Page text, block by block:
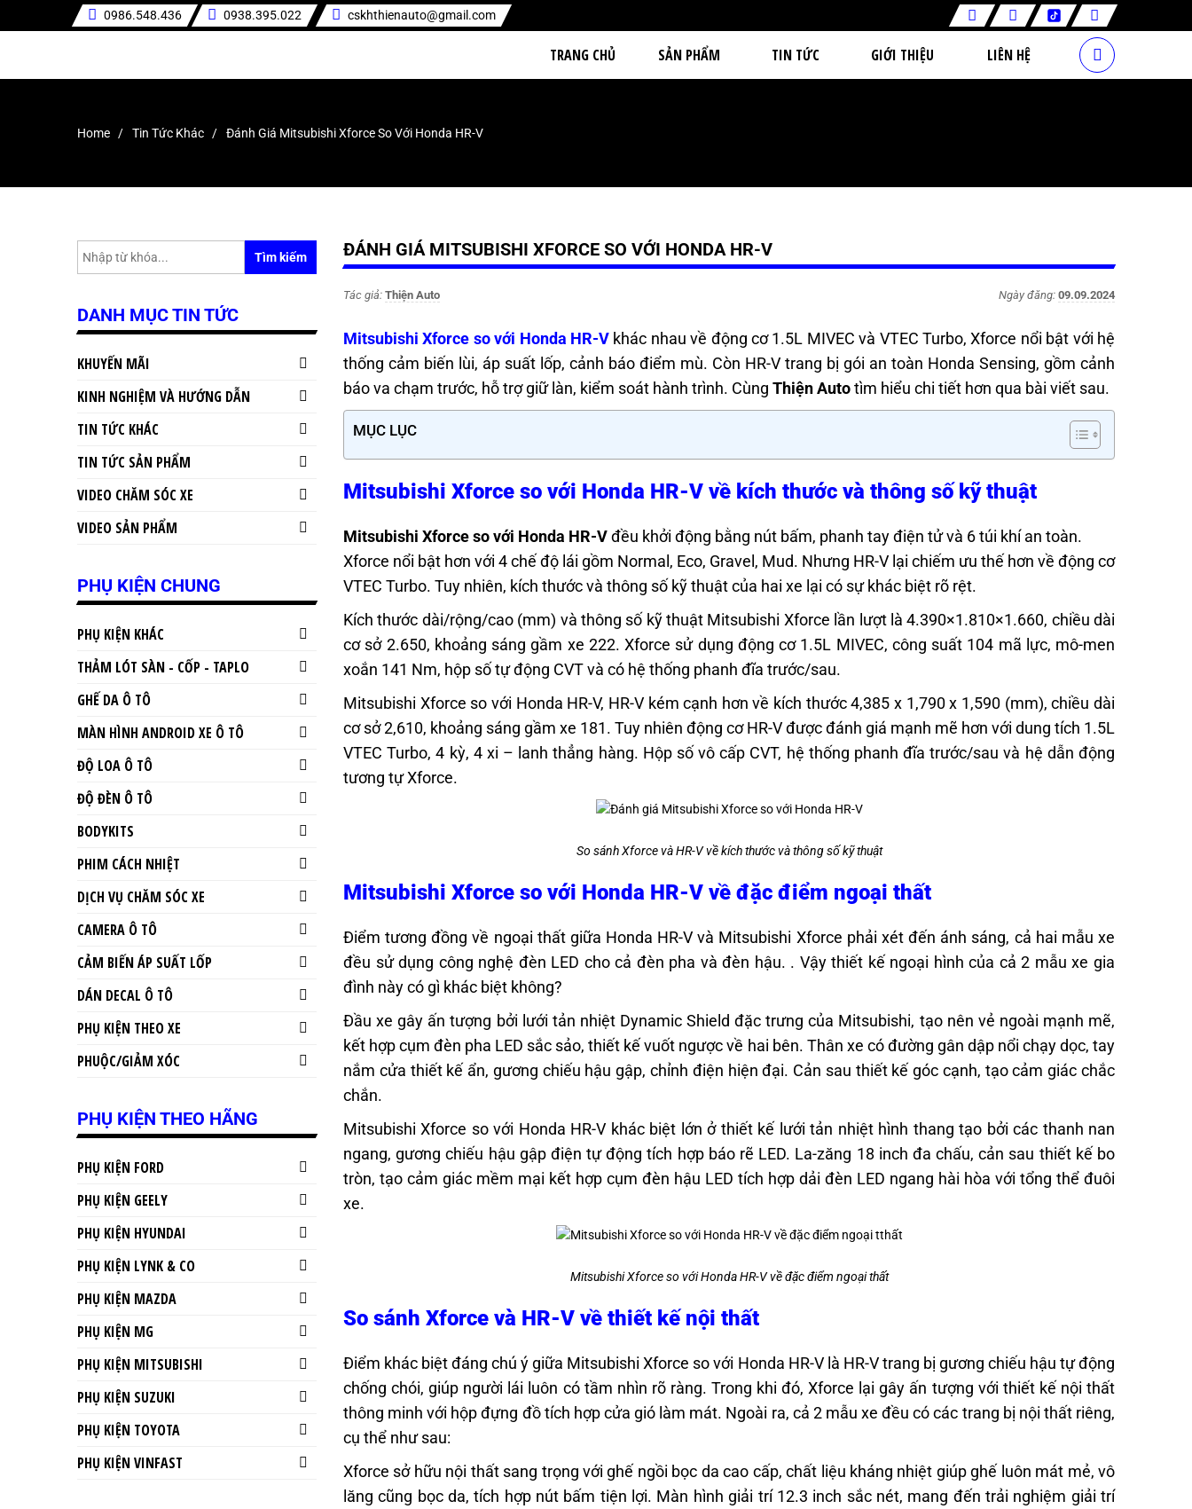
0986.548.436 0938.395.022 cskhthienauto@gmail.com
TRANG CHỦ SẢN PHẨM TIN TỨC GIỚI THIỆU LIÊN HỆ
Home Tin Tức Khác Đánh Giá Mitsubishi Xforce So Với Honda HR-V
ĐÁNH GIÁ MITSUBISHI XFORCE SO VỚI HONDA HR-V
Tác giả: Thiện Auto Ngày đăng: 09.09.2024
Mitsubishi Xforce so với Honda HR-V khác nhau về động cơ 1.5L MIVEC và VTEC Turbo, Xforce nổi bật với hệ
thống cảm biến lùi, áp suất lốp, cảnh báo điểm mù. Còn HR-V trang bị gói an toàn Honda Sensing, gồm cảnh
báo va chạm trước, hỗ trợ giữ làn, kiểm soát hành trình. Cùng Thiện Autotìm hiểu chi tiết hơn qua bài viết sau.
MỤC LỤC
Mitsubishi Xforce so với Honda HR-V về kích thước và thông số kỹ thuật
Mitsubishi Xforce so với Honda HR-Vđều khởi động bằng nút bấm, phanh tay điện tử và 6 túi khí an toàn.
Xforce nổi bật hơn với 4 chế độ lái gồm Normal, Eco, Gravel, Mud. Nhưng HR-V lại chiếm ưu thế hơn về động cơ
VTEC Turbo. Tuy nhiên, kích thước và thông số kỹ thuật của hai xe lại có sự khác biệt rõ rệt.
Kích thước dài/rộng/cao (mm) và thông số kỹ thuật Mitsubishi Xforce lần lượt là 4.390×1.810×1.660, chiều dài
cơ sở 2.650, khoảng sáng gầm xe 222. Xforce sử dụng động cơ 1.5L MIVEC, công suất 104 mã lực, mô-men
xoắn 141 Nm, hộp số tự động CVT và có hệ thống phanh đĩa trước/sau.
Mitsubishi Xforce so với Honda HR-V, HR-V kém cạnh hơn về kích thước 4,385 x 1,790 x 1,590 (mm), chiều dài
cơ sở 2,610, khoảng sáng gầm xe 181. Tuy nhiên động cơ HR-V được đánh giá mạnh mẽ hơn với dung tích 1.5L
VTEC Turbo, 4 kỳ, 4 xi – lanh thẳng hàng. Hộp số vô cấp CVT, hệ thống phanh đĩa trước/sau và hệ dẫn động
tương tự Xforce.
So sánh Xforce và HR-V về kích thước và thông số kỹ thuật
Mitsubishi Xforce so với Honda HR-V về đặc điểm ngoại thất
Điểm tương đồng về ngoại thất giữa Honda HR-V và Mitsubishi Xforce phải xét đến ánh sáng, cả hai mẫu xe
đều sử dụng công nghệ đèn LED cho cả đèn pha và đèn hậu. . Vậy thiết kế ngoại hình của cả 2 mẫu xe gia
đình này có gì khác biệt không?
Đầu xe gây ấn tượng bởi lưới tản nhiệt Dynamic Shield đặc trưng của Mitsubishi, tạo nên vẻ ngoài mạnh mẽ,
kết hợp cụm đèn pha LED sắc sảo, thiết kế vuốt ngược về hai bên. Thân xe có đường gân dập nổi chạy dọc, tay
nắm cửa thiết kế ẩn, gương chiếu hậu gập, chỉnh điện hiện đại. Cản sau thiết kế góc cạnh, tạo cảm giác chắc
chắn.
Mitsubishi Xforce so với Honda HR-V khác biệt lớn ở thiết kế lưới tản nhiệt hình thang tạo bởi các thanh nan
ngang, gương chiếu hậu gập điện tự động tích hợp báo rẽ LED. La-zăng 18 inch đa chấu, cản sau thiết kế bo
tròn, tạo cảm giác mềm mại kết hợp cụm đèn hậu LED tích hợp dải đèn LED ngang hài hòa với tổng thể đuôi
xe.
Mitsubishi Xforce so với Honda HR-V về đặc điểm ngoại thất
So sánh Xforce và HR-V về thiết kế nội thất
Điểm khác biệt đáng chú ý giữa Mitsubishi Xforce so với Honda HR-V là HR-V trang bị gương chiếu hậu tự động
chống chói, giúp người lái luôn có tầm nhìn rõ ràng. Trong khi đó, Xforce lại gây ấn tượng với thiết kế nội thất
thông minh với hộp đựng đồ tích hợp cửa gió làm mát. Ngoài ra, cả 2 mẫu xe đều có các trang bị nội thất riêng,
cụ thể như sau:
Xforce sở hữu nội thất sang trọng với ghế ngồi bọc da cao cấp, chất liệu kháng nhiệt giúp ghế luôn mát mẻ, vô
lăng cũng bọc da, tích hợp nút bấm tiện lợi. Màn hình giải trí 12.3 inch sắc nét, mang đến trải nghiệm giải trí
Tìm kiếm
DANH MỤC TIN TỨC
KHUYẾN MÃI
KINH NGHIỆM VÀ HƯỚNG DẪN
TIN TỨC KHÁC
TIN TỨC SẢN PHẨM
VIDEO CHĂM SÓC XE
VIDEO SẢN PHẨM
PHỤ KIỆN CHUNG
PHỤ KIỆN KHÁC
THẢM LÓT SÀN - CỐP - TAPLO
GHẾ DA Ô TÔ
MÀN HÌNH ANDROID XE Ô TÔ
ĐỘ LOA Ô TÔ
ĐỘ ĐÈN Ô TÔ
BODYKITS
PHIM CÁCH NHIỆT
DỊCH VỤ CHĂM SÓC XE
CAMERA Ô TÔ
CẢM BIẾN ÁP SUẤT LỐP
DÁN DECAL Ô TÔ
PHỤ KIỆN THEO XE
PHUỘC/GIẢM XÓC
PHỤ KIỆN THEO HÃNG
PHỤ KIỆN FORD
PHỤ KIỆN GEELY
PHỤ KIỆN HYUNDAI
PHỤ KIỆN LYNK & CO
PHỤ KIỆN MAZDA
PHỤ KIỆN MG
PHỤ KIỆN MITSUBISHI
PHỤ KIỆN SUZUKI
PHỤ KIỆN TOYOTA
PHỤ KIỆN VINFAST